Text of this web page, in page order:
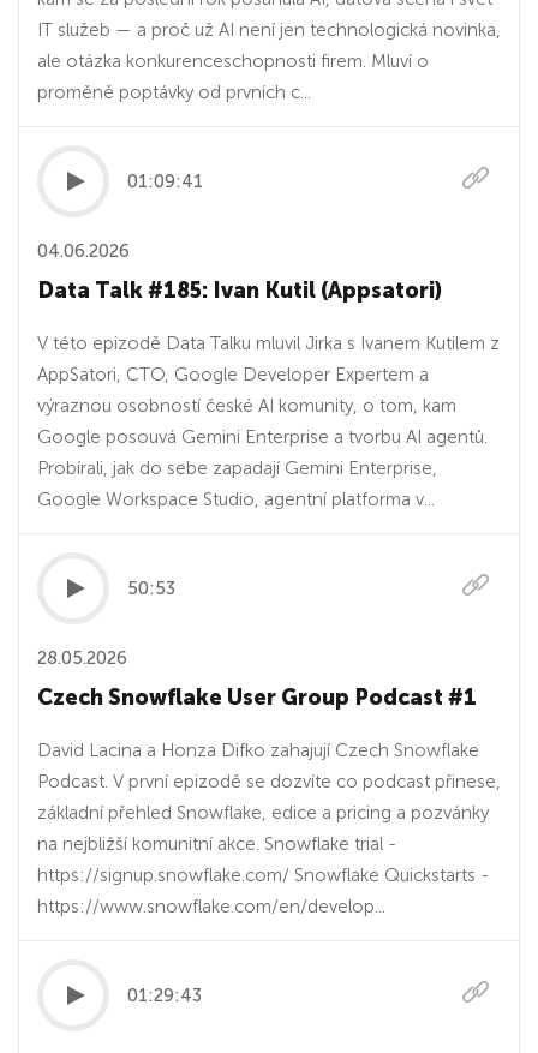
IT služeb — a proč už AI není jen technologická novinka,
ale otázka konkurenceschopnosti firem. Mluví o
proměně poptávky od prvních c...
01:09:41
04.06.2026
Data Talk #185: Ivan Kutil (Appsatori)
V této epizodě Data Talku mluvil Jirka s Ivanem Kutilem z
AppSatori, CTO, Google Developer Expertem a
výraznou osobností české AI komunity, o tom, kam
Google posouvá Gemini Enterprise a tvorbu AI agentů.
Probírali, jak do sebe zapadají Gemini Enterprise,
Google Workspace Studio, agentní platforma v...
50:53
28.05.2026
Czech Snowflake User Group Podcast #1
David Lacina a Honza Difko zahajují Czech Snowflake
Podcast. V první epizodě se dozvíte co podcast přinese,
základní přehled Snowflake, edice a pricing a pozvánky
na nejbližší komunitní akce. Snowflake trial -
https://signup.snowflake.com/ Snowflake Quickstarts -
https://www.snowflake.com/en/develop...
01:29:43